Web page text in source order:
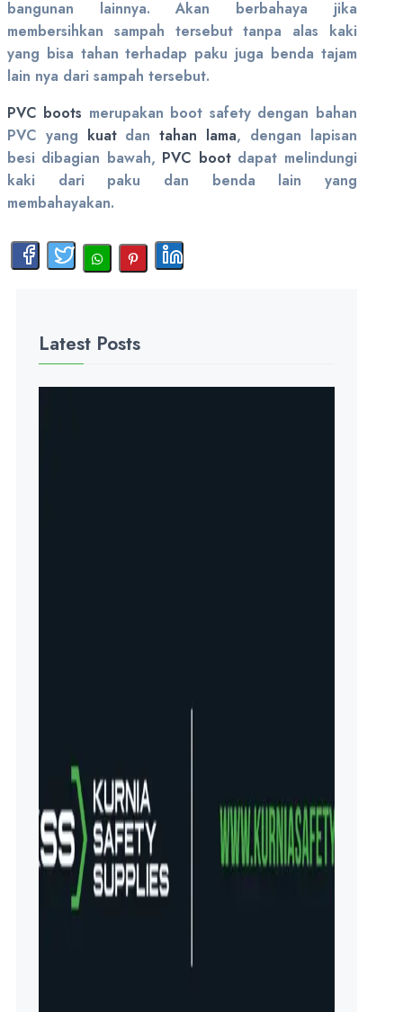
bangunan lainnya. Akan berbahaya jika
membersihkan sampah tersebut tanpa alas kaki
yang bisa tahan terhadap paku juga benda tajam
lain nya dari sampah tersebut.
PVC boots merupakan boot safety dengan bahan
PVC yang kuat dantahan lama, dengan lapisan
besi dibagian bawah, PVC bootdapat melindungi
kaki dari paku dan benda lain yang
membahayakan.
Latest Posts